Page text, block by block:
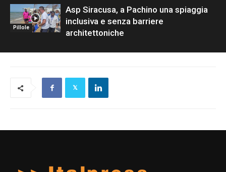
Pillole
Asp Siracusa, a Pachino una spiaggia
inclusiva e senza barriere
architettoniche